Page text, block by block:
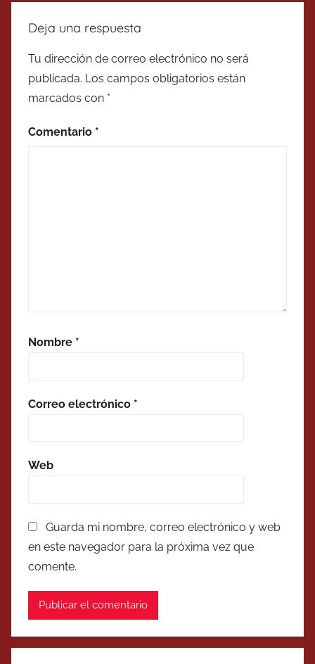
Deja una respuesta
Tu dirección de correo electrónico no será
publicada. Los campos obligatorios están
marcados con *
Comentario *
Nombre *
Correo electrónico *
Web
Guarda mi nombre, correo electrónico y web
en este navegador para la próxima vez que
comente.